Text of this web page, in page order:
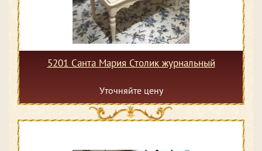
5201 Санта Мария Столик журнальный
Уточняйте цену